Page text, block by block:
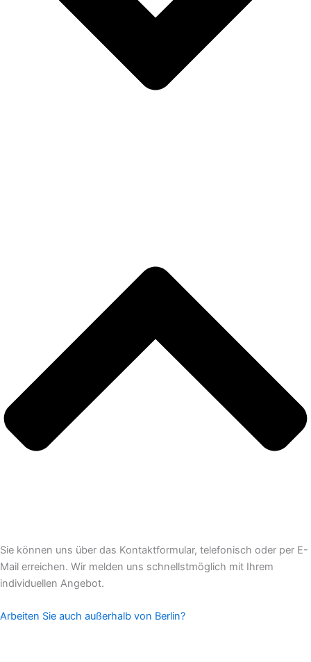
Sie können uns über das Kontaktformular, telefonisch oder per E-
Mail erreichen. Wir melden uns schnellstmöglich mit Ihrem
individuellen Angebot.
Arbeiten Sie auch außerhalb von Berlin?